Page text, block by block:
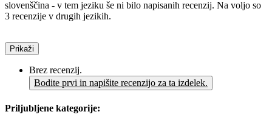
slovenščina - v tem jeziku še ni bilo napisanih recenzij. Na voljo so
3 recenzije v drugih jezikih.
Prikaži
Brez recenzij.
Bodite prvi in napišite recenzijo za ta izdelek.
Priljubljene kategorije: